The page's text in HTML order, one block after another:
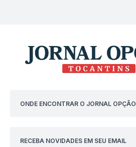
ONDE ENCONTRAR O JORNAL OPÇÃO
RECEBA NOVIDADES EM SEU EMAIL